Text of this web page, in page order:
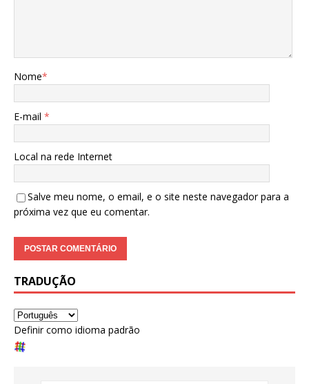
Nome*
E-mail *
Local na rede Internet
Salve meu nome, o email, e o site neste navegador para a
próxima vez que eu comentar.
TRADUÇÃO
Definir como idioma padrão